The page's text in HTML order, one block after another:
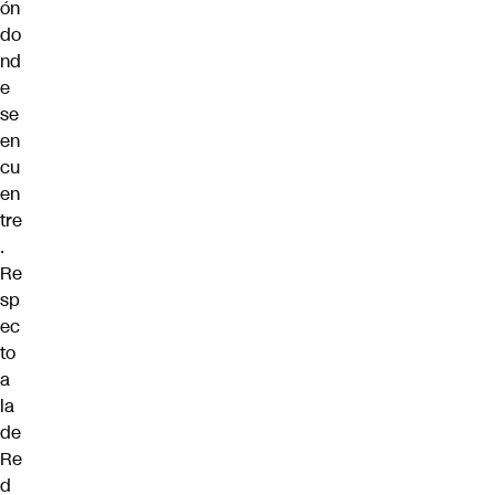
ón
do
nd
e
se
en
cu
en
tre
.
Re
sp
ec
to
a
la
de
Re
d